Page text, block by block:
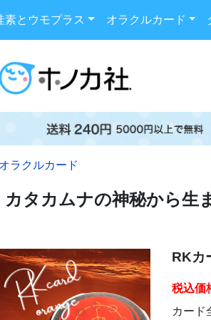
素とウモプラス オラクルカード
オラクルカード
カタカムナの神秘から生
RKカ
税込価
カード